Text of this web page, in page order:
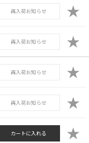
再入荷お知らせ ★
再入荷お知らせ ★
再入荷お知らせ ★
再入荷お知らせ ★
カートに入れる ★